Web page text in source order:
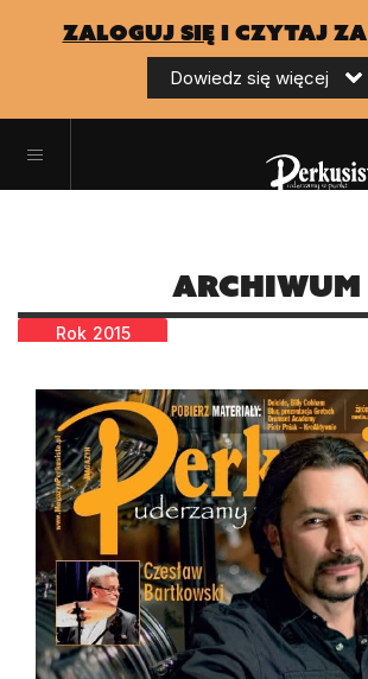
zaloguj sięi czytaj za
Dowiedz się więcej
Archiwum
Rok 2015